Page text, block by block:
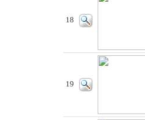
18
19